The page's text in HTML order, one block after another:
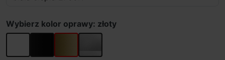
Wybierz kolor oprawy: złoty
biały czarnyzłoty szary